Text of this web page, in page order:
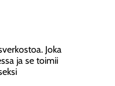
Joka
ja se toimii